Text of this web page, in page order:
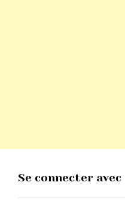
Se connecter avec